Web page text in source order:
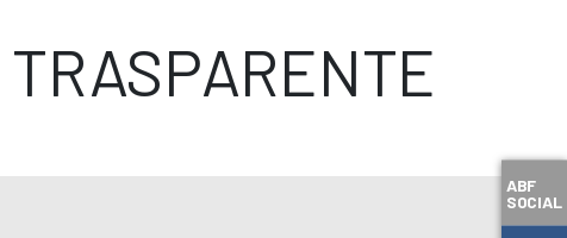
ABF
SOCIAL